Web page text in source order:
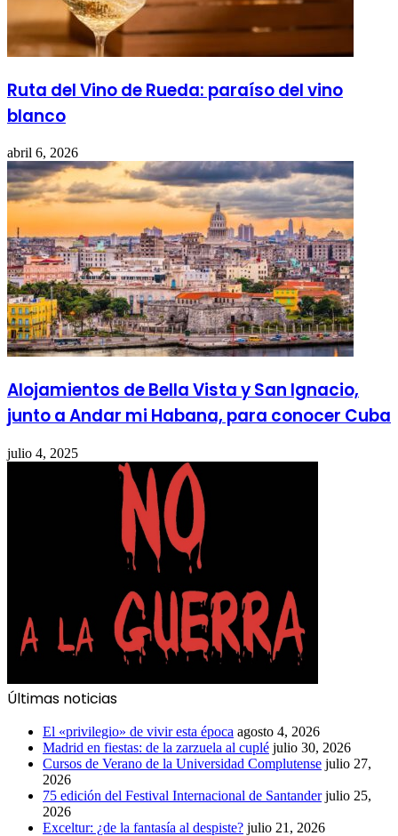
Ruta del Vino de Rueda: paraíso del vino
blanco
abril 6, 2026
Alojamientos de Bella Vista y San Ignacio,
junto a Andar mi Habana, para conocer Cuba
julio 4, 2025
Últimas noticias
El «privilegio» de vivir esta época agosto 4, 2026
Madrid en fiestas: de la zarzuela al cuplé julio 30, 2026
Cursos de Verano de la Universidad Complutense julio 27,
2026
75 edición del Festival Internacional de Santander julio 25,
2026
Exceltur: ¿de la fantasía al despiste? julio 21, 2026